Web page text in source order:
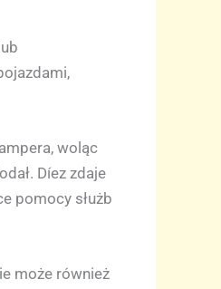
woląc
Díez zdaje
pomocy służb
może również